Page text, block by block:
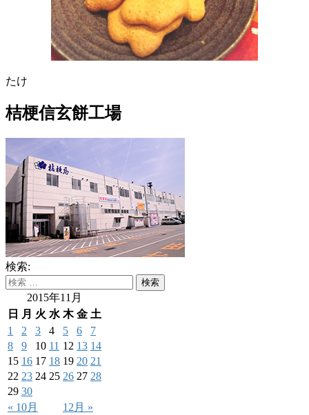
たけ
桔梗信玄餅工場
検索:
2015年11月
日
月 火 水 木 金 土
« 10月 12月 »
1 2 3 4 5 6
7
8
9 10 11 12 13 14
15 16 17 18 19 20 21
22 23 24 25 26 27 28
29 30